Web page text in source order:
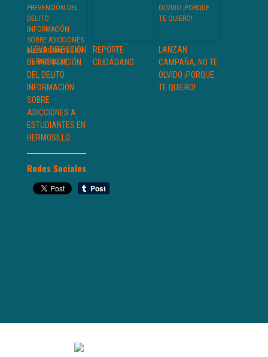
LLEVA DIRECCIÓN
DE PREVENCIÓN
DEL DELITO
INFORMACIÓN
SOBRE
ADICCIONES A
ESTUDIANTES EN
HERMOSILLO.
REPORTE
CIUDADANO
LANZAN
CAMPAÑA, NO TE
OLVIDO ¡PORQUE
TE QUIERO!
Redes Sociales